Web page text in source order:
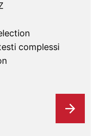
complessi